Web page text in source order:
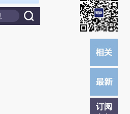
订阅